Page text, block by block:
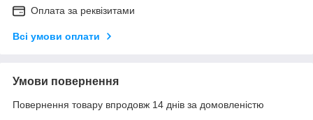
Оплата за реквізитами
Всі умови оплати
Умови повернення
Повернення товару впродовж 14 днів за домовленістю